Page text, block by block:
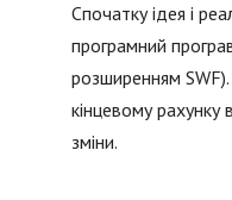
Спочатку ідея і
програмний
розширенням
кінцевому рахунку
зміни.